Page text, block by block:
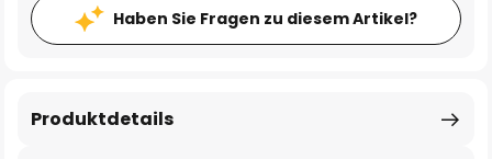
Haben Sie Fragen zu diesem Artikel?
Produktdetails